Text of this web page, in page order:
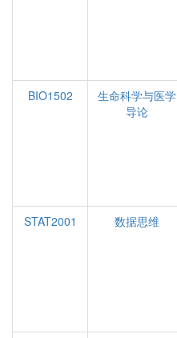
BIO1502
生命科学与医学
导论
STAT2001
数据思维